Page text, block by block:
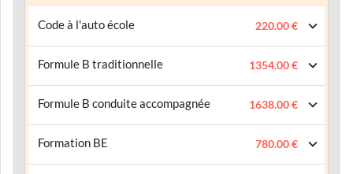
Code à l'auto école 220.00 €
Formule B traditionnelle 1354.00 €
Formule B conduite accompagnée 1638.00 €
Formation BE 780.00 €